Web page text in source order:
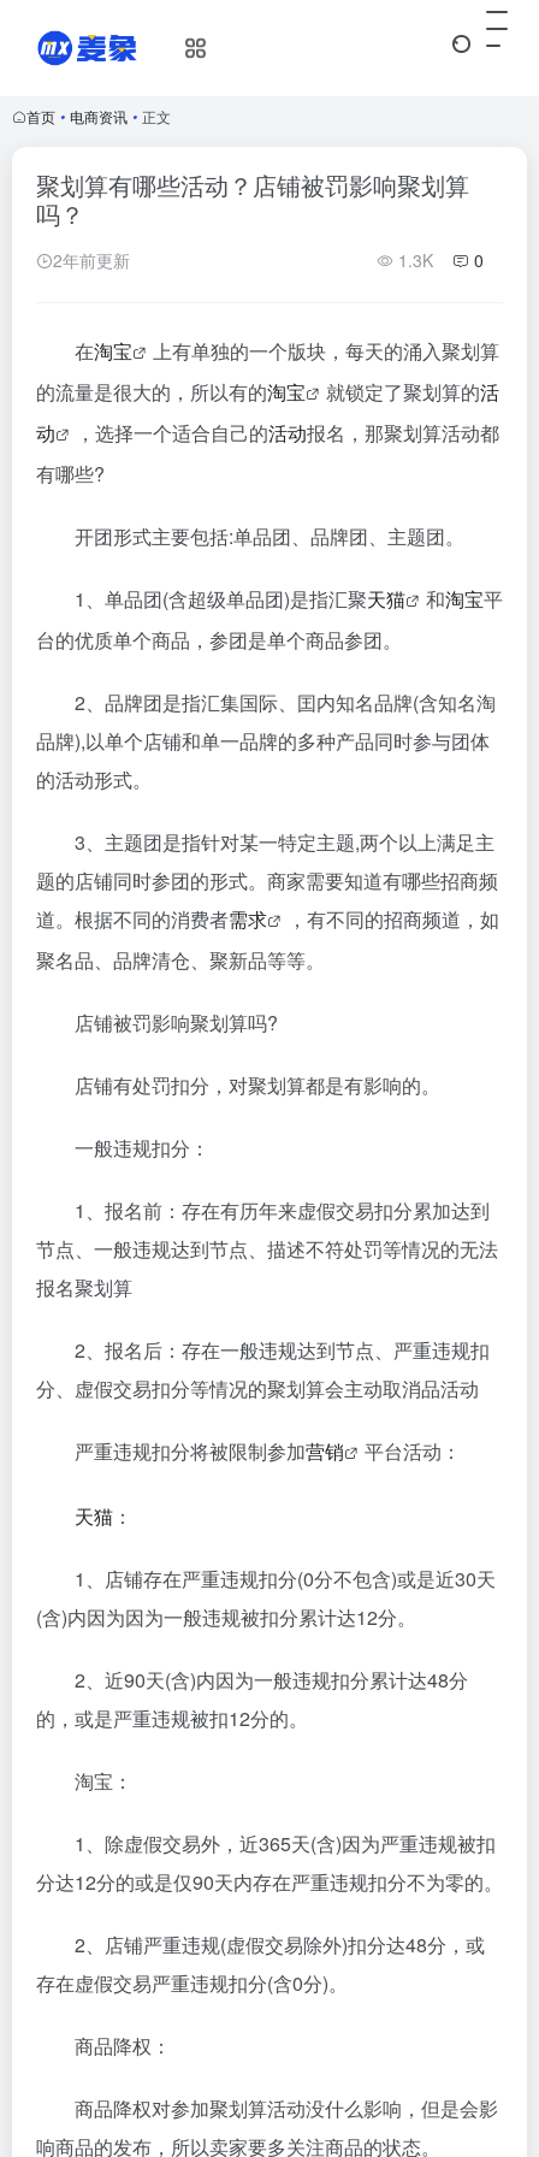
首页 • 电商资讯 • 正文
聚划算有哪些活动？店铺被罚影响聚划算
吗？
2年前更新 1.3K 0
在淘宝
上有单独的一个版块，每天的涌入聚划算
的流量是很大的，所以有的淘宝 就锁定了聚划算的活
动
，选择一个适合自己的活动报名，那聚划算活动都
有哪些?
开团形式主要包括:单品团、品牌团、主题团。
1、单品团(含超级单品团)是指汇聚天猫 和淘宝平
台的优质单个商品，参团是单个商品参团。
2、品牌团是指汇集国际、囯内知名品牌(含知名淘
品牌),以单个店铺和单一品牌的多种产品同时参与团体
的活动形式。
3、主题团是指针对某一特定主题,两个以上满足主
题的店铺同时参团的形式。商家需要知道有哪些招商频
道。根据不同的消费者需求
，有不同的招商频道，如
聚名品、品牌清仓、聚新品等等。
店铺被罚影响聚划算吗?
店铺有处罚扣分，对聚划算都是有影响的。
一般违规扣分：
1、报名前：存在有历年来虚假交易扣分累加达到
节点、一般违规达到节点、描述不符处罚等情况的无法
报名聚划算
2、报名后：存在一般违规达到节点、严重违规扣
分、虚假交易扣分等情况的聚划算会主动取消品活动
严重违规扣分将被限制参加营销 平台活动：
天猫 ：
1、店铺存在严重违规扣分(0分不包含)或是近30天
(含)内因为因为一般违规被扣分累计达12分。
2、近90天(含)内因为一般违规扣分累计达48分
的，或是严重违规被扣12分的。
淘宝：
1、除虚假交易外，近365天(含)因为严重违规被扣
分达12分的或是仅90天内存在严重违规扣分不为零的。
2、店铺严重违规(虚假交易除外)扣分达48分，或
存在虚假交易严重违规扣分(含0分)。
商品降权：
商品降权对参加聚划算活动没什么影响，但是会影
响商品的发布，所以卖家要多关注商品的状态。